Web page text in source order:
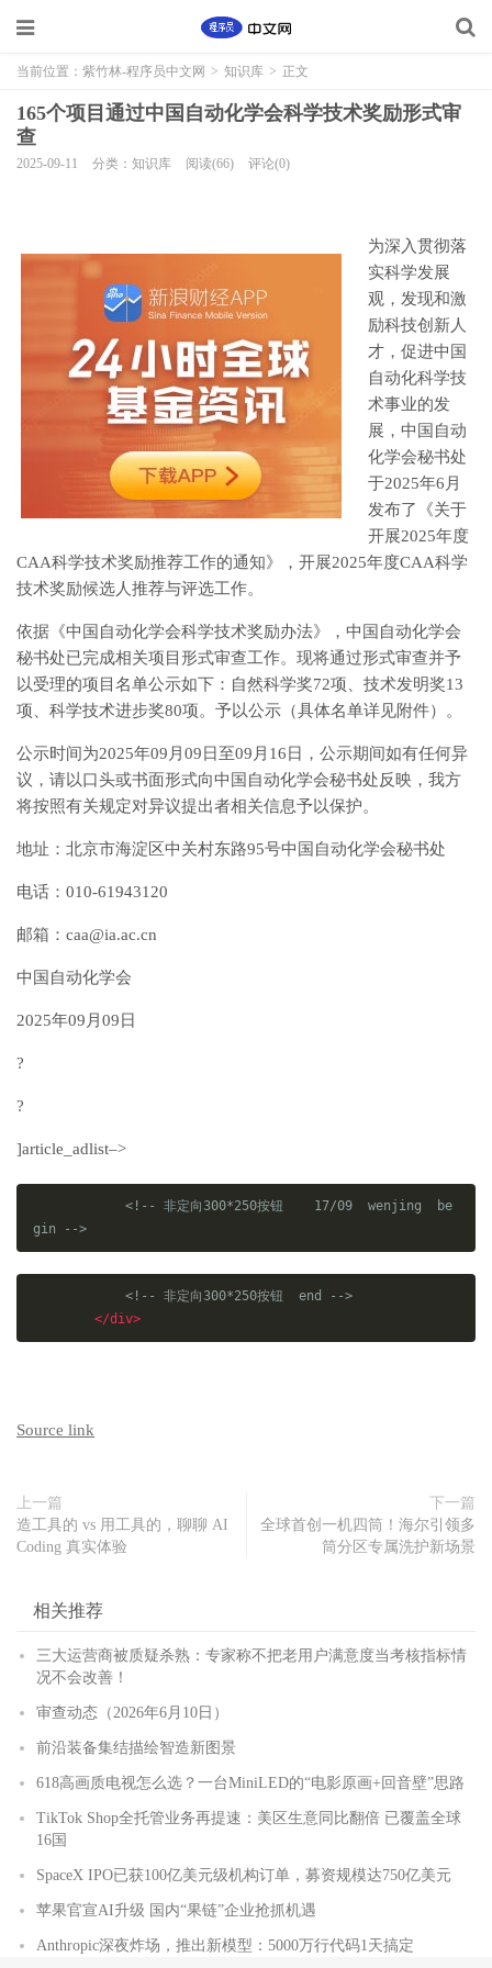
当前位置： 紫竹林-程序员中文网 > 知识库 > 正文
165个项目通过中国自动化学会科学技术奖励形式审
查
2025-09-11 分类：知识库 阅读(66) 评论(0)
为深入贯彻落
实科学发展
观，发现和激
励科技创新人
才，促进中国
自动化科学技
术事业的发
展，中国自动
化学会秘书处
于2025年6月
发布了《关于
开展2025年度
CAA科学技术奖励推荐工作的通知》，开展2025年度CAA科学
技术奖励候选人推荐与评选工作。
依据《中国自动化学会科学技术奖励办法》，中国自动化学会
秘书处已完成相关项目形式审查工作。现将通过形式审查并予
以受理的项目名单公示如下：自然科学奖72项、技术发明奖13
项、科学技术进步奖80项。予以公示（具体名单详见附件）。
公示时间为2025年09月09日至09月16日，公示期间如有任何异
议，请以口头或书面形式向中国自动化学会秘书处反映，我方
将按照有关规定对异议提出者相关信息予以保护。
地址：北京市海淀区中关村东路95号中国自动化学会秘书处
电话：010-61943120
邮箱：caa@ia.ac.cn
中国自动化学会
2025年09月09日
?
?
]article_adlist–>
<!-- 非定向300*250按钮    17/09  wenjing  be
gin -->
<!-- 非定向300*250按钮  end -->
</div>
Source link
上一篇
造工具的 vs 用工具的，聊聊 AI
Coding 真实体验
下一篇
全球首创一机四筒！海尔引领多
筒分区专属洗护新场景
相关推荐
三大运营商被质疑杀熟：专家称不把老用户满意度当考核指标情
况不会改善！
审查动态（2026年6月10日）
前沿装备集结描绘智造新图景
618高画质电视怎么选？一台MiniLED的“电影原画+回音壁”思路
TikTok Shop全托管业务再提速：美区生意同比翻倍 已覆盖全球
16国
SpaceX IPO已获100亿美元级机构订单，募资规模达750亿美元
苹果官宣AI升级 国内“果链”企业抢抓机遇
Anthropic深夜炸场，推出新模型：5000万行代码1天搞定